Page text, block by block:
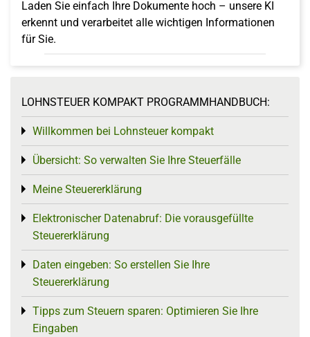
Laden Sie einfach Ihre Dokumente hoch – unsere KI
erkennt und verarbeitet alle wichtigen Informationen
für Sie.
LOHNSTEUER KOMPAKT PROGRAMMHANDBUCH:
Willkommen bei Lohnsteuer kompakt
Toggle menu
Übersicht: So verwalten Sie Ihre Steuerfälle
Toggle menu
Meine Steuererklärung
Toggle menu
Elektronischer Datenabruf: Die vorausgefüllte
Steuererklärung
Toggle menu
Daten eingeben: So erstellen Sie Ihre
Steuererklärung
Toggle menu
Tipps zum Steuern sparen: Optimieren Sie Ihre
Eingaben
Toggle menu